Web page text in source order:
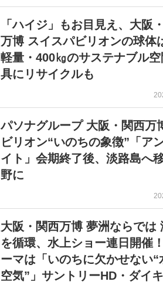
「ハイジ」もお目見え、大阪
万博 スイスパビリオンの球体
軽量・400㎏のサステナブル
具にリサイクルも
パソナグループ 大阪・関西万
ビリオン“いのちの象徴”「ア
イト」会期終了後、淡路島へ
野に
大阪・関西万博 夢洲ならでは
を循環、水上ショー連日開催
ーマは「いのちに欠かせない“
空気”」サントリーHD・ダイ